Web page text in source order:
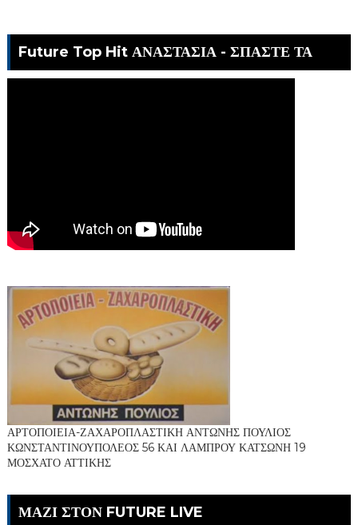
Future Top Hit ΑΝΑΣΤΑΣΙΑ - ΣΠΑΣΤΕ ΤΑ
ΑΡΤΟΠΟΙΕΙΑ-ΖΑΧΑΡΟΠΛΑΣΤΙΚΗ ΑΝΤΩΝΗΣ ΠΟΥΛΙΟΣ
ΚΩΝΣΤΑΝΤΙΝΟΥΠΟΛΕΟΣ 56 ΚΑΙ ΛΑΜΠΡΟΥ ΚΑΤΣΩΝΗ 19
ΜΟΣΧΑΤΟ ΑΤΤΙΚΗΣ
ΜΑΖΙ ΣΤΟΝ FUTURE LIVE